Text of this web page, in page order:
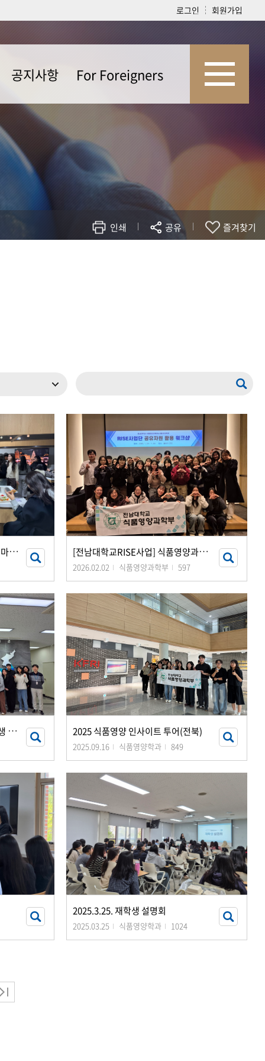
로그인 회원가입
공지사항
공지사항
취업정보
자료실
자주하는 질문
For Foreigners
Graduate
Faculty
인쇄 공유 즐겨찾기
대
학원생 포스터 발표회 & 크리스마스 파티 [
전남대학교RISE사업] 식품영양과학부 공유자원 활용 워크샵(진도)
2026.02.02 식품영양과학부 597
광
주지방식품의약품안전청 대학생 전공탐험단(11.3) 2025 식품영양 인사이트 투어(전북)
2025.09.16 식품영양학과 849
2025.3.25. 재학생 설명회
2025.03.25 식품영양학과 1024